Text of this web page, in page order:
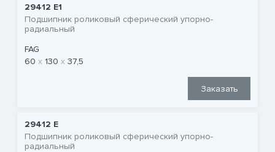
29412 E1
Подшипник роликовый сферический упорно-
радиальный
FAG
60
130 37,5
Заказать
29412 E
Подшипник роликовый сферический упорно-
радиальный